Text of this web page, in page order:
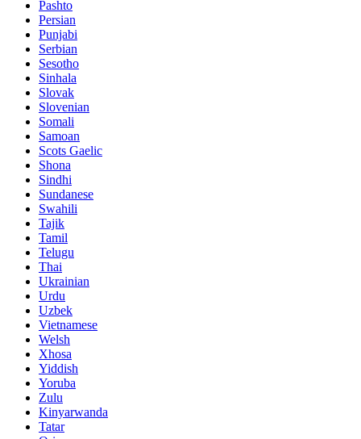
Pashto
Persian
Punjabi
Serbian
Sesotho
Sinhala
Slovak
Slovenian
Somali
Samoan
Scots Gaelic
Shona
Sindhi
Sundanese
Swahili
Tajik
Tamil
Telugu
Thai
Ukrainian
Urdu
Uzbek
Vietnamese
Welsh
Xhosa
Yiddish
Yoruba
Zulu
Kinyarwanda
Tatar